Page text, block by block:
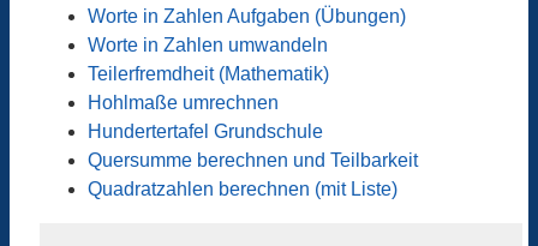
Worte in Zahlen Aufgaben (Übungen)
Worte in Zahlen umwandeln
Teilerfremdheit (Mathematik)
Hohlmaße umrechnen
Hundertertafel Grundschule
Quersumme berechnen und Teilbarkeit
Quadratzahlen berechnen (mit Liste)